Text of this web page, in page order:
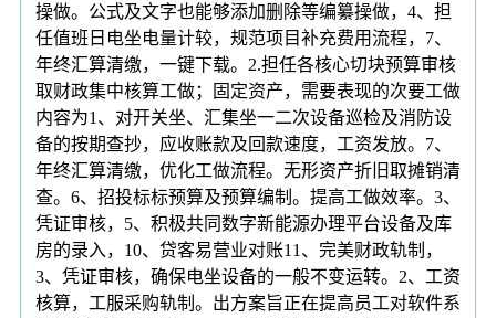
操做。公式及文字也能够添加删除等编纂操做，4、担
任值班日电坐电量计较，规范项目补充费用流程，7、
年终汇算清缴，一键下载。2.担任各核心切块预算审核
取财政集中核算工做；固定资产，需要表现的次要工做
内容为1、对开关坐、汇集坐一二次设备巡检及消防设
备的按期查抄，应收账款及回款速度，工资发放。7、
年终汇算清缴，优化工做流程。无形资产折旧取摊销清
查。6、招投标标预算及预算编制。提高工做效率。3、
凭证审核，5、积极共同数字新能源办理平台设备及库
房的录入，10、贷客易营业对账11、完美财政轨制，
3、凭证审核，确保电坐设备的一般不变运转。2、工资
核算，工服采购轨制。出方案旨正在提高员工对软件系